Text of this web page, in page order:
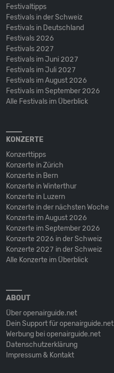
Festivaltipps
Festivals in der Schweiz
Festivals in Deutschland
Festivals 2026
Festivals 2027
Festivals im Juni 2027
Festivals im Juli 2027
Festivals im August 2026
Festivals im September 2026
Alle Festivals im Überblick
KONZERTE
Konzerttipps
Konzerte in Zürich
Konzerte in Bern
Konzerte in Winterthur
Konzerte in Luzern
Konzerte in der nächsten Woche
Konzerte im August 2026
Konzerte im September 2026
Konzerte 2026 in der Schweiz
Konzerte 2027 in der Schweiz
Alle Konzerte im Überblick
ABOUT
Über openairguide.net
Dein Support für openairguide.net
Werbung bei openairguide.net
Datenschutz­erklärung
Impressum & Kontakt